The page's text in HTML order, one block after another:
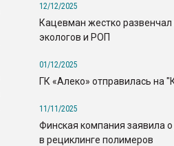
12/12/2025
Кацевман жестко развенчал
экологов и РОП
01/12/2025
ГК «Алеко» отправилась на
11/11/2025
Финская компания заявила
в рециклинге полимеров